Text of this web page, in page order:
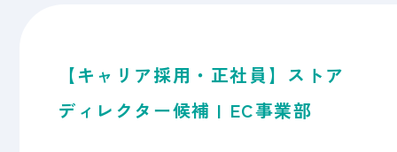
【キャリア採用・正社員】ストア
ディレクター候補 | EC事業部